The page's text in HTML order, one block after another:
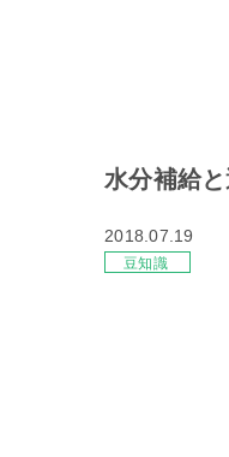
水分補給
2018.07.19
豆知識